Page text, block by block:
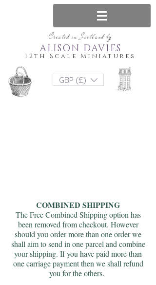
Created in Scotland by
12th Scale Miniatures
ALISON DAVIES
GBP (£)
COMBINED SHIPPING
The Free Combined Shipping option has
been removed from checkout. However
should you order more than one order we
shall aim to send in one parcel and combine
your shipping. If you have paid more than
one carriage payment then we shall refund
you for the others.